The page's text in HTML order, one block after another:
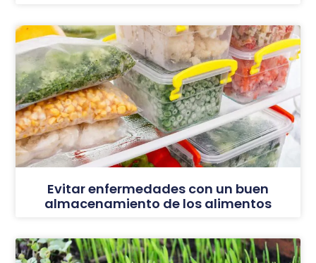
Evitar enfermedades con un buen
almacenamiento de los alimentos